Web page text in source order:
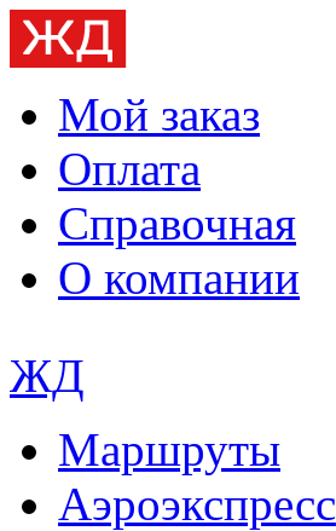
Мой заказ
Оплата
Справочная
О компании
ЖД
Маршруты
Аэроэкспресс